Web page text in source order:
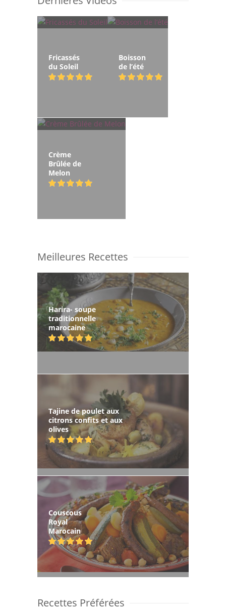
Fricassés
du Soleil
Boisson
de l’été
Crème
Brûlée de
Melon
Meilleures Recettes
Harira- soupe
traditionnelle
marocaine
Tajine de poulet aux
citrons confits et aux
olives
Couscous
Royal
Marocain
Recettes Préférées